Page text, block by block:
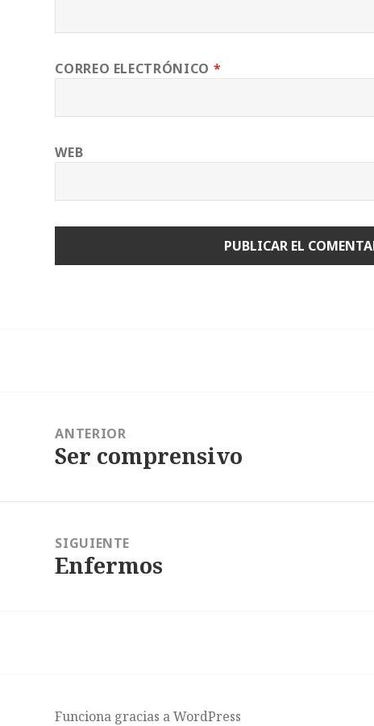
CORREO ELECTRÓNICO *
WEB
entradas
ANTERIOR
Entrada
Ser comprensivo
SIGUIENTE
Entrada
Enfermos
Funciona gracias a WordPress